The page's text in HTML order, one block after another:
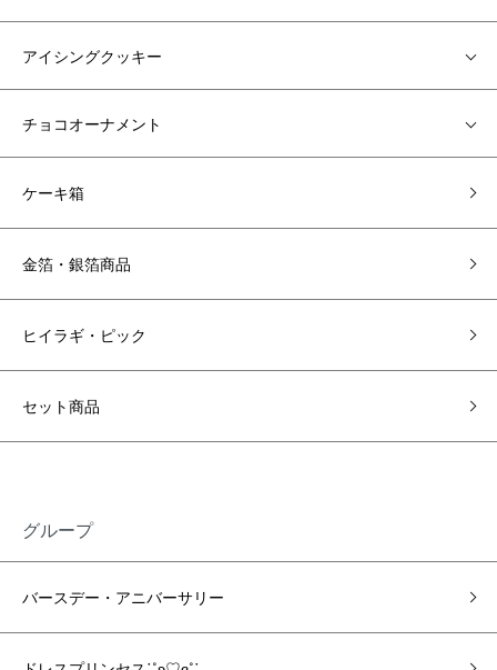
アイシングクッキー
チョコオーナメント
ケーキ箱
金箔・銀箔商品
ヒイラギ・ピック
セット商品
グループ
バースデー・アニバーサリー